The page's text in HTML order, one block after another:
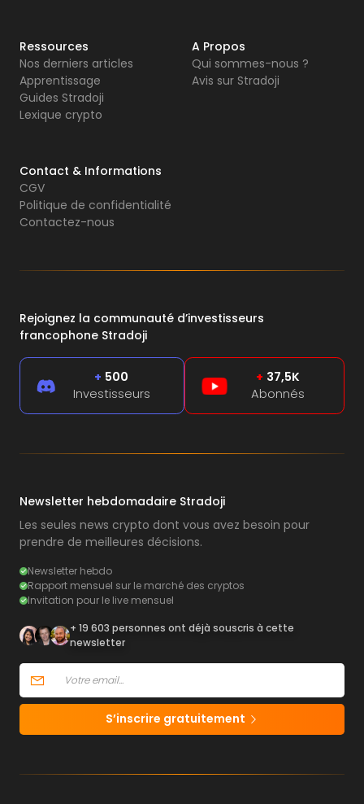
Ressources
Nos derniers articles
Apprentissage
Guides Stradoji
Lexique crypto
A Propos
Qui sommes-nous ?
Avis sur Stradoji
Contact & Informations
CGV
Politique de confidentialité
Contactez-nous
Rejoignez la communauté d’investisseurs
francophone Stradoji
+ 500
Investisseurs
+ 37,5K
Abonnés
Newsletter hebdomadaire Stradoji
Les seules news crypto dont vous avez besoin pour
prendre de meilleures décisions.
Newsletter hebdo
Rapport mensuel sur le marché des cryptos
Invitation pour le live mensuel
+ 19 603 personnes ont déjà souscris à cette
newsletter
S’inscrire gratuitement